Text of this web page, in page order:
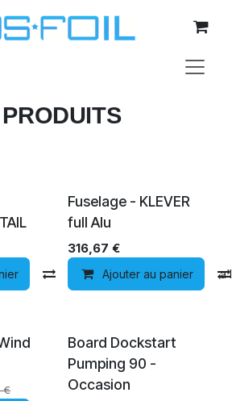
Comparer Ajouter à la
Fuselage - KLEVER
full Alu
316,67 €
Ajouter au panier
€
Épuisé
Board Dockstart
Pumping 90 -
Occasion